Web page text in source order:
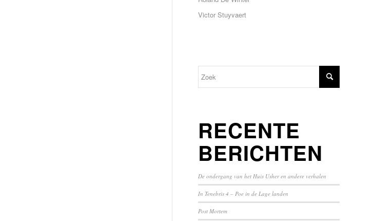
Victor Stuyvaert
RECENTE
BERICHTEN
De ondergang van het Huis Usher en andere verhalen
In Tenebris 4 – Poe in de Lage landen
Post Mortem